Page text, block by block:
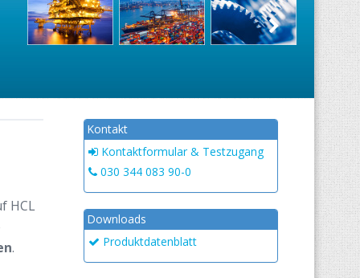
Kontakt
Kontaktformular & Testzugang
030 344 083 90-0
Downloads
Produktdatenblatt
HCL
.